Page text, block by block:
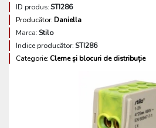
ID produs:STI286
Producător:Daniella
Marca:Stilo
Indice producător:STI286
Categorie: Cleme și blocuri de distribuție